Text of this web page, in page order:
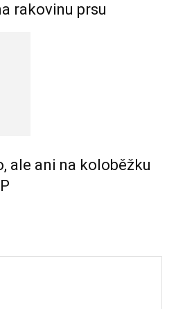
rakovinu prsu
ale ani na koloběžku